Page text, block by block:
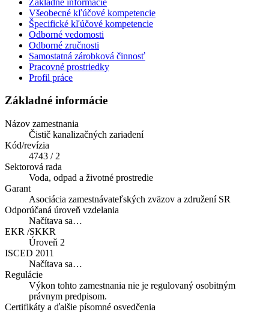
Všeobecné kľúčové kompetencie
Špecifické kľúčové kompetencie
Odborné vedomosti
Odborné zručnosti
Samostatná zárobková činnosť
Pracovné prostriedky
Profil práce
Základné informácie
Názov zamestnania
Čistič kanalizačných zariadení
Kód/revízia
4743 / 2
Sektorová rada
Voda, odpad a životné prostredie
Garant
Asociácia zamestnávateľských zväzov a združení SR
Odporúčaná úroveň vzdelania
Načítava sa…
EKR /SKKR
Úroveň 2
ISCED 2011
Načítava sa…
Regulácie
Výkon tohto zamestnania nie je regulovaný osobitným
právnym predpisom.
Certifikáty a ďalšie písomné osvedčenia